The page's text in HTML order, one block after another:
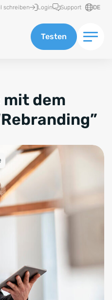
schreiben Login Support DE
Testen
dem